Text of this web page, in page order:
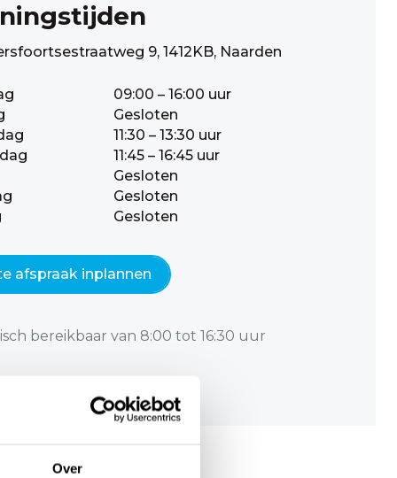
Over
9, 1412KB, Naarden
09:00 – 16:00 uur
Gesloten
11:30 – 13:30 uur
11:45 – 16:45 uur
Gesloten
Gesloten
Gesloten
afspraak inplannen
bereikbaar van 8:00 tot 16:30 uur